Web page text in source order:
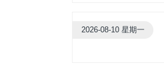
2026-08-10 星期一